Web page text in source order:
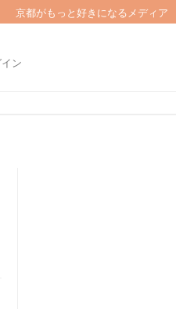
京都がもっと好きになるメディア
ン